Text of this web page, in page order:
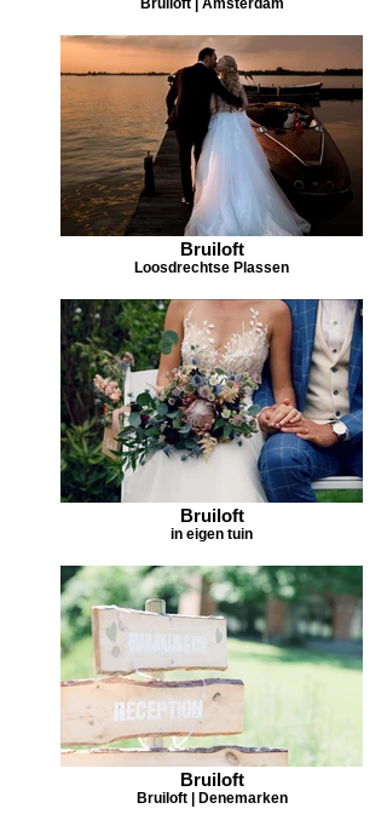
Bruiloft
Loosdrechtse Plassen
Bruiloft
in eigen tuin
Bruiloft
Bruiloft | Denemarken